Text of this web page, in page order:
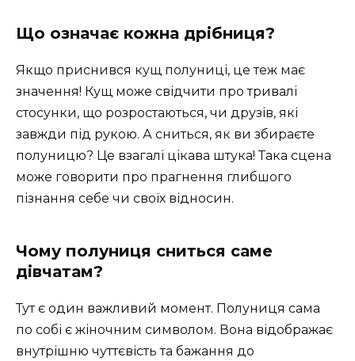
Що означає кожна дрібниця?
Якщо приснився кущ полуниці, це теж має
значення! Кущ може свідчити про тривалі
стосунки, що розростаються, чи друзів, які
завжди під рукою. А сниться, як ви збираєте
полуницю? Це взагалі цікава штука! Така сцена
може говорити про прагнення глибшого
пізнання себе чи своїх відносин.
Чому полуниця сниться саме
дівчатам?
Тут є один важливий момент. Полуниця сама
по собі є жіночним символом. Вона відображає
внутрішню чуттєвість та бажання до